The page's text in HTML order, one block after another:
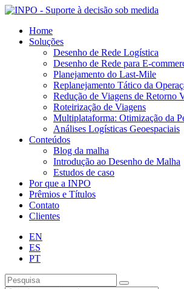
Home
Soluções
Desenho de Rede Logística
Desenho de Rede para E-
Planejamento do Last-Mile
Replanejamento Tático da
Redução de Viagens de Retorno
Roteirização de Viagens
Multiplataforma: Otimização da
Análises Logísticas Geoespaciais
Conteúdos
Blog da malha
Introdução ao Desenho de Malha
Estudos de caso
Por que a INPO
Prêmios e Títulos
Contato
Clientes
EN
ES
PT